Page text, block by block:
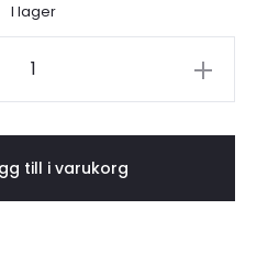
I lager
till i varukorg